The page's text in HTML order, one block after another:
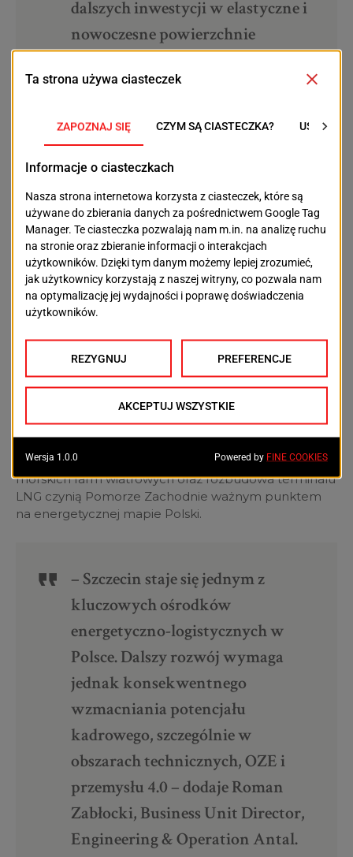
dalszych inwestycji w elastyczne i
nowoczesne powierzchnie
pracodawców i pracowników –
Senior Analyst, Cushman &
Wakefield.
Przemysł, logistyka i offshore –
filary lokalnej gospodarki
W rankingu BEAS Szczecin uzyskał 6,9 pkt w kategorii
potencjału biznesowego, co potwierdza stabilność
lokalnej gospodarki. Dynamicznie rozwijają się sektory
produkcyjny, logistyczny i energetyczny. Przykładami
są m.in. centrum dystrybucyjne sieci Action, które
stworzyło 500 miejsc pracy, czy projekty przemysłowe
odnawialną – terminal instalacyjny w Świnoujściu dla
morskich farm wiatrowych oraz rozbudowa terminalu
LNG czynią Pomorze Zachodnie ważnym punktem
na energetycznej mapie Polski.
– Szczecin staje się jednym z
kluczowych ośrodków
energetyczno-logistycznych w
Polsce. Dalszy rozwój wymaga
jednak konsekwentnego
wzmacniania potencjału
kadrowego, szczególnie w
obszarach technicznych, OZE i
przemysłu 4.0 – dodaje Roman
Zabłocki, Business Unit Director,
Engineering & Operation Antal.